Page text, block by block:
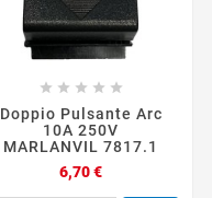
    
Doppio Pulsante Arc
10A 250V
MARLANVIL 7817.1
6,70 €Prezzo